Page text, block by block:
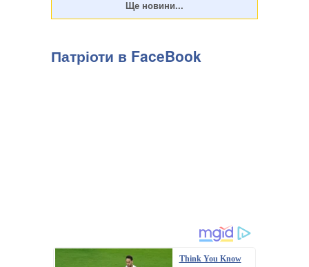
Патріоти в FaceBook
Think You Know